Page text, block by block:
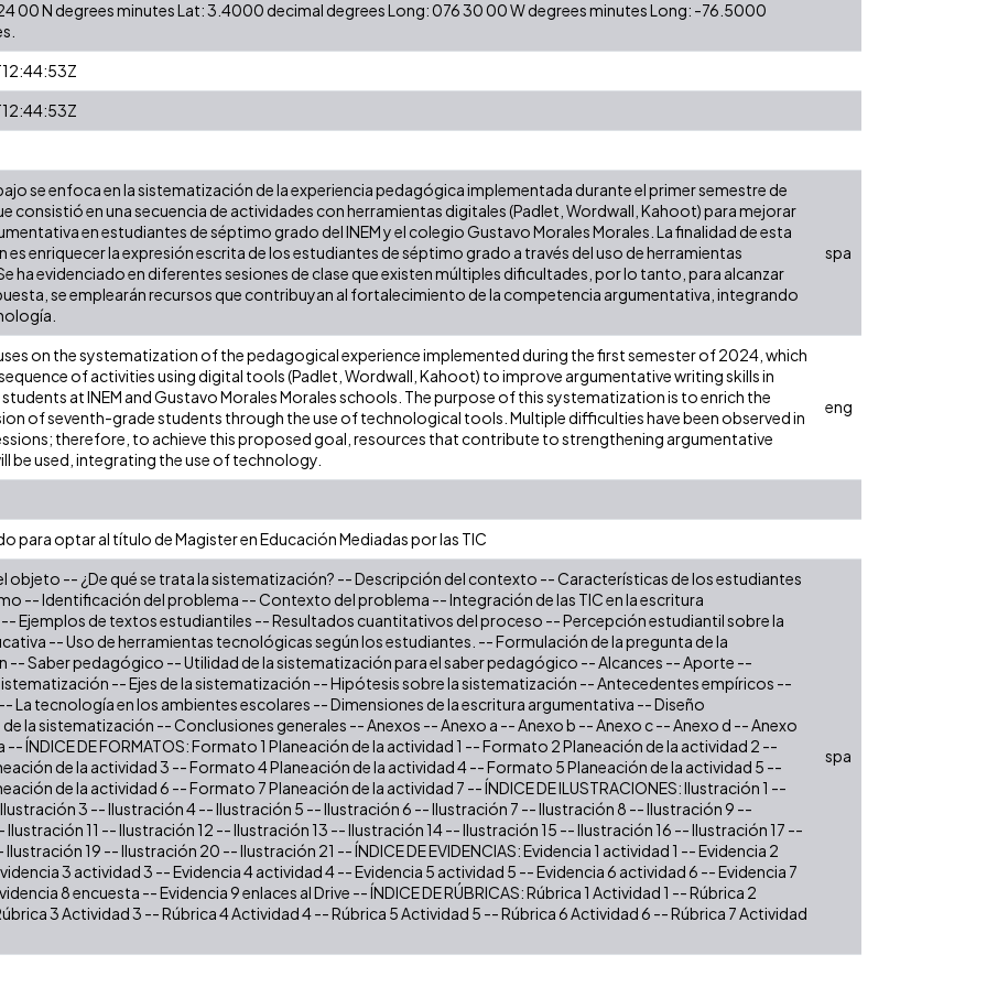
00 N degrees minutes Lat: 3.4000 decimal degrees Long: 076 30 00 W degrees minutes Long: -76.5000
se enfoca en la sistematización de la experiencia pedagógica implementada durante el primer semestre de
consistió en una secuencia de actividades con herramientas digitales (Padlet, Wordwall, Kahoot) para mejorar
en estudiantes de séptimo grado del INEM y el colegio Gustavo Morales Morales. La finalidad de esta
enriquecer la expresión escrita de los estudiantes de séptimo grado a través del uso de herramientas
ha evidenciado en diferentes sesiones de clase que existen múltiples dificultades, por lo tanto, para alcanzar
se emplearán recursos que contribuyan al fortalecimiento de la competencia argumentativa, integrando
spa
on the systematization of the pedagogical experience implemented during the first semester of 2024, which
of activities using digital tools (Padlet, Wordwall, Kahoot) to improve argumentative writing skills in
at INEM and Gustavo Morales Morales schools. The purpose of this systematization is to enrich the
of seventh-grade students through the use of technological tools. Multiple difficulties have been observed in
therefore, to achieve this proposed goal, resources that contribute to strengthening argumentative
be used, integrating the use of technology.
eng
para optar al título de Magister en Educación Mediadas por las TIC
objeto -- ¿De qué se trata la sistematización? -- Descripción del contexto -- Características de los estudiantes
-- Identificación del problema -- Contexto del problema -- Integración de las TIC en la escritura
Ejemplos de textos estudiantiles -- Resultados cuantitativos del proceso -- Percepción estudiantil sobre la
-- Uso de herramientas tecnológicas según los estudiantes. -- Formulación de la pregunta de la
-- Saber pedagógico -- Utilidad de la sistematización para el saber pedagógico -- Alcances -- Aporte --
-- Ejes de la sistematización -- Hipótesis sobre la sistematización -- Antecedentes empíricos --
La tecnología en los ambientes escolares -- Dimensiones de la escritura argumentativa -- Diseño
la sistematización -- Conclusiones generales -- Anexos -- Anexo a -- Anexo b -- Anexo c -- Anexo d -- Anexo
ÍNDICE DE FORMATOS: Formato 1 Planeación de la actividad 1 -- Formato 2 Planeación de la actividad 2 --
de la actividad 3 -- Formato 4 Planeación de la actividad 4 -- Formato 5 Planeación de la actividad 5 --
de la actividad 6 -- Formato 7 Planeación de la actividad 7 -- ÍNDICE DE ILUSTRACIONES: Ilustración 1 --
3 -- Ilustración 4 -- Ilustración 5 -- Ilustración 6 -- Ilustración 7 -- Ilustración 8 -- Ilustración 9 --
Ilustración 11 -- Ilustración 12 -- Ilustración 13 -- Ilustración 14 -- Ilustración 15 -- Ilustración 16 -- Ilustración 17 --
19 -- Ilustración 20 -- Ilustración 21 -- ÍNDICE DE EVIDENCIAS: Evidencia 1 actividad 1 -- Evidencia 2
3 actividad 3 -- Evidencia 4 actividad 4 -- Evidencia 5 actividad 5 -- Evidencia 6 actividad 6 -- Evidencia 7
8 encuesta -- Evidencia 9 enlaces al Drive -- ÍNDICE DE RÚBRICAS: Rúbrica 1 Actividad 1 -- Rúbrica 2
3 Actividad 3 -- Rúbrica 4 Actividad 4 -- Rúbrica 5 Actividad 5 -- Rúbrica 6 Actividad 6 -- Rúbrica 7 Actividad
spa